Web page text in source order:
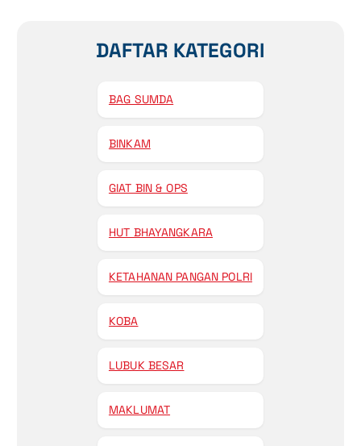
DAFTAR KATEGORI
BAG SUMDA
BINKAM
GIAT BIN & OPS
HUT BHAYANGKARA
KETAHANAN PANGAN POLRI
KOBA
LUBUK BESAR
MAKLUMAT